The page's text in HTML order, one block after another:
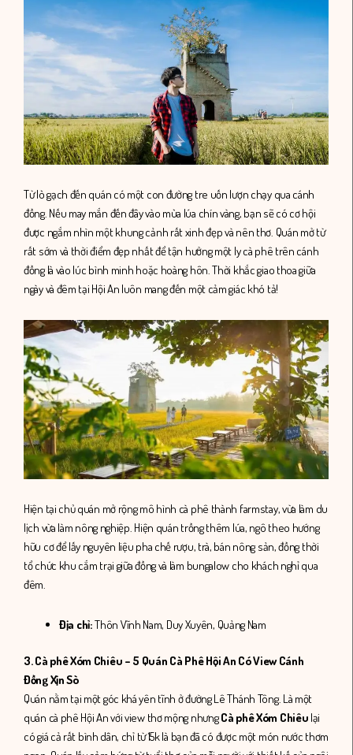
Từ lò gạch đến quán có một con đường tre uốn lượn chạy qua cánh
đồng. Nếu may mắn đến đây vào mùa lúa chín vàng, bạn sẽ có cơ hội
được ngắm nhìn một khung cảnh rất xinh đẹp và nên thơ. Quán mở từ
rất sớm và thời điểm đẹp nhất để tận hưởng một ly cà phê trên cánh
đồng là vào lúc bình minh hoặc hoàng hôn. Thời khắc giao thoa giữa
ngày và đêm tại Hội An luôn mang đến một cảm giác khó tả!
Hiện tại chủ quán mở rộng mô hình cà phê thành farmstay, vừa làm du
lịch vừa làm nông nghiệp. Hiện quán trồng thêm lúa, ngô theo hướng
hữu cơ để lấy nguyên liệu pha chế rượu, trà, bán nông sản, đồng thời
tổ chức khu cắm trại giữa đồng và làm bungalow cho khách nghỉ qua
đêm.
Địa chỉ:Thôn Vĩnh Nam, Duy Xuyên, Quảng Nam
3. Cà phê Xóm Chiêu – 5 Quán Cà Phê Hội An Có View Cánh
Đồng Xịn Sò
Quán nằm tại một góc khá yên tĩnh ở đường Lê Thánh Tông. Là một
quán cà phê Hội An với view thơ mộng nhưngCà phê Xóm Chiêu lại
có giá cả rất bình dân, chỉ từ 15k là bạn đã có được một món nước thơm